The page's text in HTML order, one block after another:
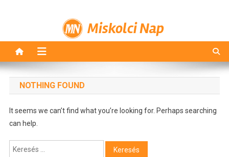
Miskolci Nap
NOTHING FOUND
It seems we can’t find what you’re looking for. Perhaps searching
can help.
Keresés: